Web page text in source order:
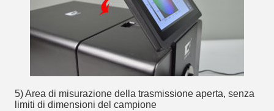
5) Area di misurazione della trasmissione aperta, senza
limiti di dimensioni del campione